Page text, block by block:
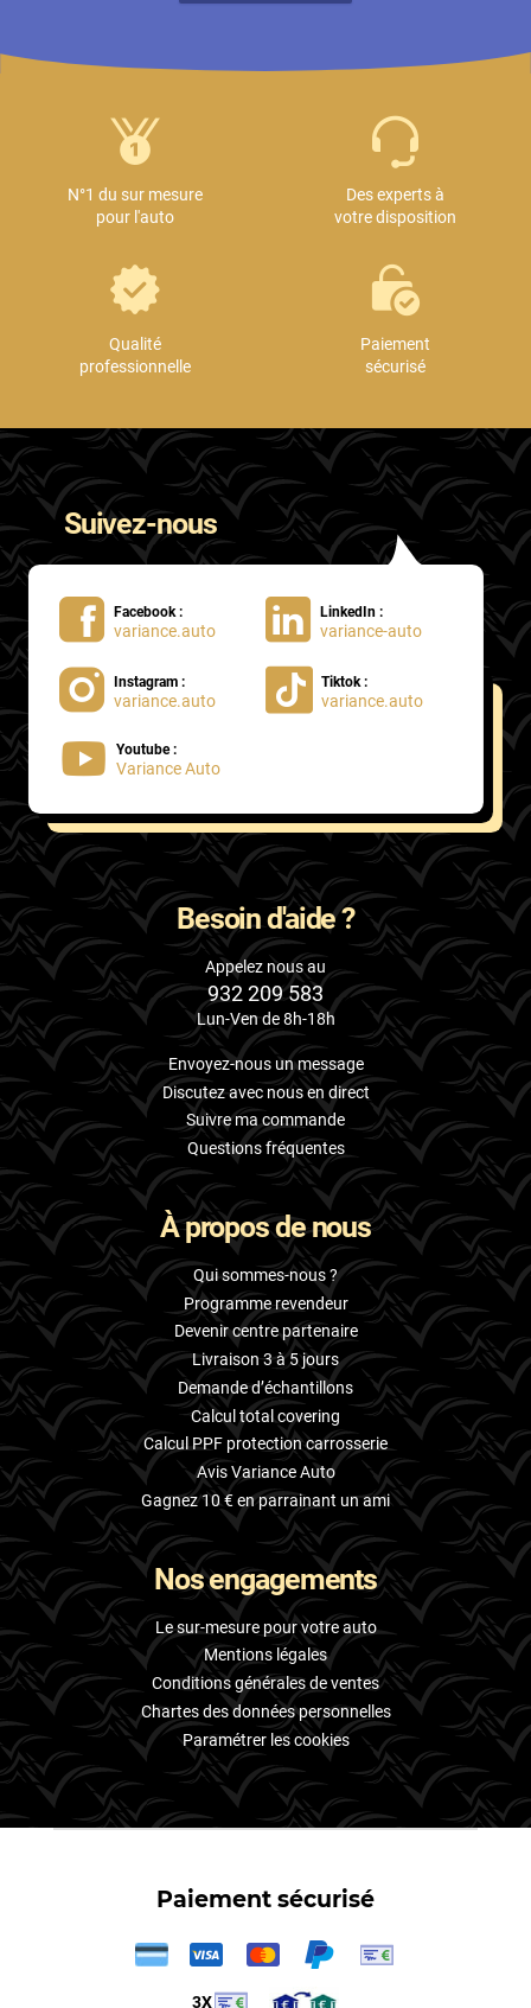
N°1 du sur mesure
pour l'auto
Des experts à
votre disposition
Qualité
professionnelle
Paiement
sécurisé
Suivez-nous
Facebook :
variance.auto
LinkedIn :
variance-auto
Instagram :
variance.auto
Tiktok :
variance.auto
Youtube :
Variance Auto
Besoin d'aide ?
Appelez nous au
932 209 583
Lun-Ven de 8h-18h
Envoyez-nous un message
Discutez avec nous en direct
Suivre ma commande
Questions fréquentes
À propos de nous
Qui sommes-nous ?
Programme revendeur
Devenir centre partenaire
Livraison 3 à 5 jours
Demande d’échantillons
Calcul total covering
Calcul PPF protection carrosserie
Avis Variance Auto
Gagnez 10 € en parrainant un ami
Nos engagements
Le sur-mesure pour votre auto
Mentions légales
Conditions générales de ventes
Chartes des données personnelles
Paramétrer les cookies
Paiement sécurisé
3X